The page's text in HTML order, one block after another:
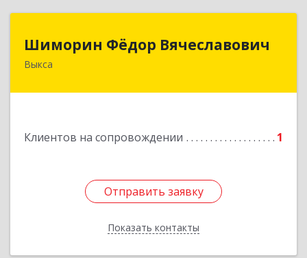
Шиморин Фёдор Вячеславович
Выкса
Клиентов на сопровождении 1
Отправить заявку
Показать контакты
Шиморин Фёдор Вячеславович
Отправить заявку
Назад